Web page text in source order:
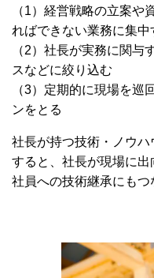
（1）経営戦略の立案や
ればできない業務に集中
（2）社長が実務に関与
スなどに絞り込む
（3）定期的に現場を巡
ンをとる
社長が持つ技術・ノウ
すると、社長が現場に出
社員への技術継承にもつ